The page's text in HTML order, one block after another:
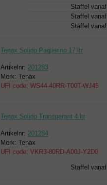
Staffel vanaf
Staffel vanaf
Staffel vanaf
Tenax Solido Paglierino 17 ltr
Artikelnr: 201283
Merk: Tenax
UFI code: WS44-40RR-T00T-WJ45
Tenax Solido Transparant 4 ltr
Artikelnr: 201284
Merk: Tenax
UFI code: VKR3-80RD-A00J-Y2D0
Staffel vanaf